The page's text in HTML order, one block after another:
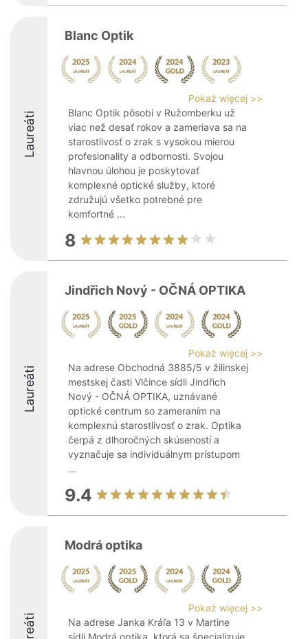
Laureáti
Blanc Optik
Pokaż więcej >>
Blanc Optik pôsobí v Ružomberku už
viac než desať rokov a zameriava sa na
starostlivosť o zrak s vysokou mierou
profesionality a odbornosti. Svojou
hlavnou úlohou je poskytovať
komplexné optické služby, ktoré
združujú všetko potrebné pre
komfortné ...
8
Laureáti
Jindřich Nový - OČNÁ OPTIKA
Pokaż więcej >>
Na adrese Obchodná 3885/5 v žilinskej
mestskej časti Vlčince sídli Jindřich
Nový - OČNÁ OPTIKA, uznávané
optické centrum so zameraním na
komplexnú starostlivosť o zrak. Optika
čerpá z dlhoročných skúseností a
vyznačuje sa individuálnym prístupom
...
9.4
Modrá optika
Pokaż więcej >>
Na adrese Janka Kráľa 13 v Martine
sídli Modrá optika, ktorá sa špecializuje